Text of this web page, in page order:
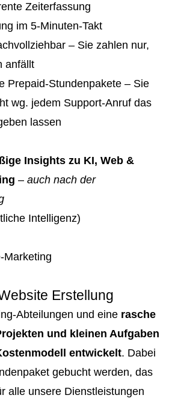
Zeiterfassung
im 5-Minuten-Takt
– Sie zahlen nur,
anfällt
Prepaid-Stundenpakete – Sie
wg. jedem Support-Anruf das
lassen
Insights zu KI, Web &
– auch nach der
Intelligenz)
Marketing
Erstellung
Abteilungen und eine rasche
und kleinen Aufgaben
entwickelt. Dabei
gebucht werden, das
alle unsere Dienstleistungen